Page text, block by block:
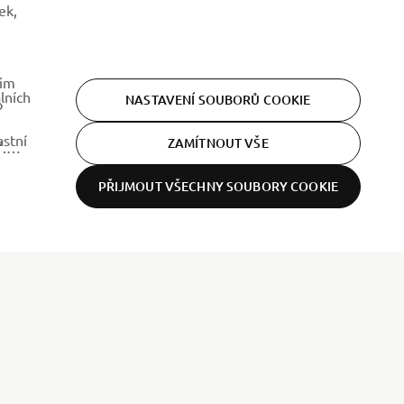
NASTAVENÍ SOUBORŮ COOKIE
ZAMÍTNOUT VŠE
PŘIJMOUT VŠECHNY SOUBORY COOKIE